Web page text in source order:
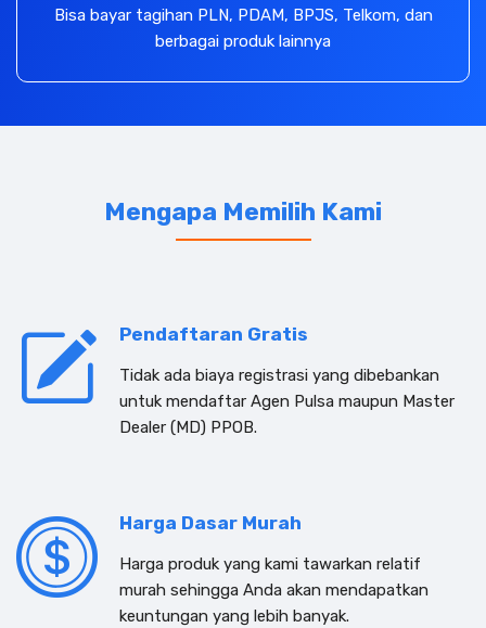
Bisa bayar tagihan PLN, PDAM, BPJS, Telkom, dan
berbagai produk lainnya
Mengapa Memilih Kami
Pendaftaran Gratis
Tidak ada biaya registrasi yang dibebankan
untuk mendaftar Agen Pulsa maupun Master
Dealer (MD) PPOB.
Harga Dasar Murah
Harga produk yang kami tawarkan relatif
murah sehingga Anda akan mendapatkan
keuntungan yang lebih banyak.